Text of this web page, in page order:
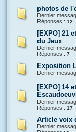
photos de
Dernier
Réponses : 12
[EXPO] 21
du Jeux
Dernier
Réponses : 7
Exposition
Dernier
[EXPO] 14
Dernier
Réponses : 17
Article voix
Dernier